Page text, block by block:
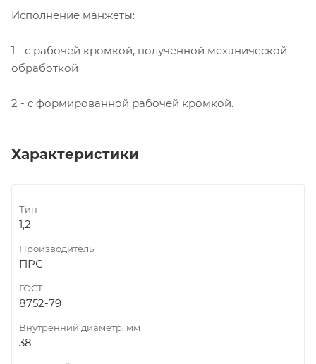
Исполнение манжеты:
1 - с рабочей кромкой, полученной механической
обработкой
2 - с формированной рабочей кромкой.
Характеристики
Тип
1,2
Производитель
ПРС
ГОСТ
8752-79
Внутренний диаметр, мм
38